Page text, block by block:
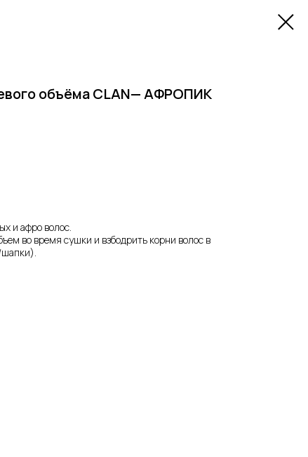
объёма CLAN— АФРОПИК
и афро волос.
во время сушки и взбодрить корни волос в